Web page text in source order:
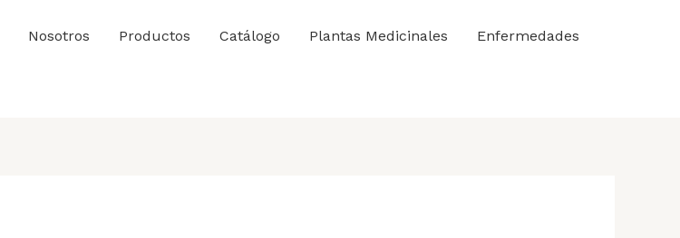
Nosotros Productos Catálogo Plantas Medicinales Enfermedades